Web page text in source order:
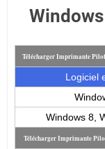
Télécharger Imprimante
Logiciel
Windows 8,
Télécharger Imprimante